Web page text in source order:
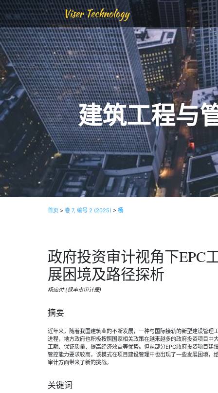
Viser Technology
建筑工程与
首页 > 卷 7, 编号 2 (2025) > 杨
政府投资审计视角下EPC
展困境及路径探析
杨应付 (禄丰市审计局)
摘要
近年来，随着我国建筑业的不断发展，一种与国际接轨的新型建设管理
进程，地方政府也积极按照国家相关政策在越来越多的政府投资项目中
工期、保证质量、提高经济效益等优势。但从部分EPC政府投资项目建
管控能力要求较高，该模式在项目建设管理中也出现了一些发展困境，
审计方面带来了新的挑战。
关键词